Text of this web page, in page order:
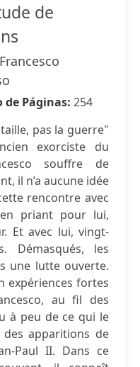
de
Francesco
de Páginas: 254
pas la guerre"
exorciste du
souffre de
il n’a aucune idée
rencontre avec
priant pour lui,
Et avec lui, vingt-
Démasqués, les
une lutte ouverte.
expériences fortes
au fil des
à peu de ce qui le
apparitions de
Paul II. Dans ce